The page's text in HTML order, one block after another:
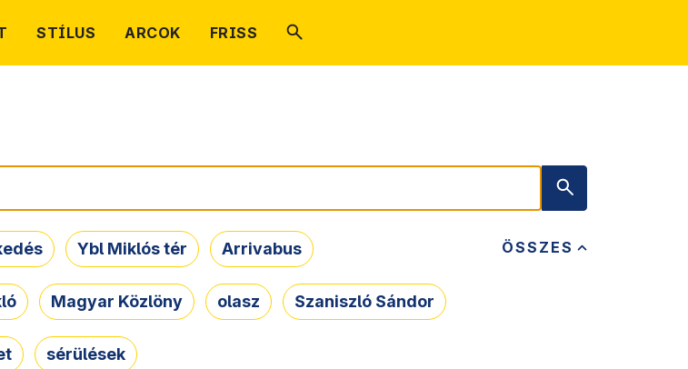
STÍLUS ARCOK FRISS
ÖSSZES
Ybl Miklós tér Arrivabus
Magyar Közlöny olasz Szaniszló Sándor
sérülések